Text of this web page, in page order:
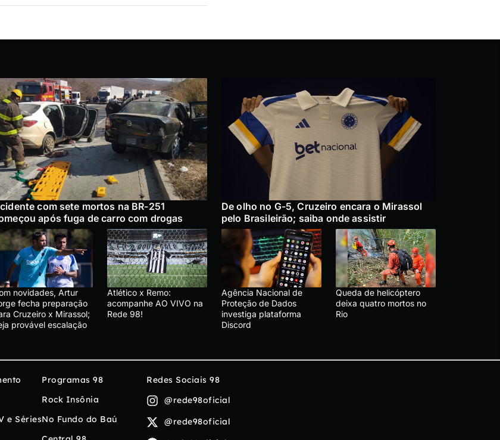
com sete mortos na BR-251
após fuga de carro com drogas
De olho no G-5, Cruzeiro encara o Mirassol
pelo Brasileirão; saiba onde assistir
novidades, Artur
fecha preparação
Cruzeiro x Mirassol;
provável escalação
Atlético x Remo:
acompanhe AO VIVO na
Rede 98!
Agência Nacional de
Proteção de Dados
investiga plataforma
Discord
Queda de helicóptero
deixa quatro mortos no
Rio
e Séries
Programas 98
Rock Insônia
No Fundo do Baú
Redes Sociais 98
@rede98oficial
@rede98oficial